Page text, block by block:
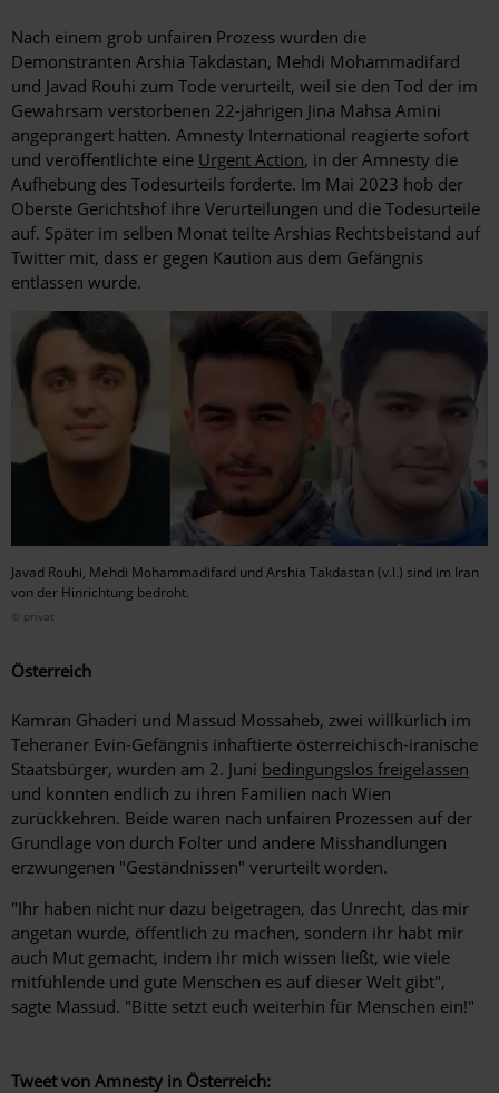
Nach einem grob unfairen Prozess wurden die
Demonstranten Arshia Takdastan, Mehdi Mohammadifard
und Javad Rouhi zum Tode verurteilt, weil sie den Tod der im
Gewahrsam verstorbenen 22-jährigen Jina Mahsa Amini
angeprangert hatten. Amnesty International reagierte sofort
und veröffentlichte eine Urgent Action, in der Amnesty die
Aufhebung des Todesurteils forderte. Im Mai 2023 hob der
Oberste Gerichtshof ihre Verurteilungen und die Todesurteile
auf. Später im selben Monat teilte Arshias Rechtsbeistand auf
Twitter mit, dass er gegen Kaution aus dem Gefängnis
entlassen wurde.
Javad Rouhi, Mehdi Mohammadifard und Arshia Takdastan (v.l.) sind im Iran
von der Hinrichtung bedroht.
© privat
Österreich
Kamran Ghaderi und Massud Mossaheb, zwei willkürlich im
Teheraner Evin-Gefängnis inhaftierte österreichisch-iranische
Staatsbürger, wurden am 2. Juni bedingungslos freigelassen
und konnten endlich zu ihren Familien nach Wien
zurückkehren. Beide waren nach unfairen Prozessen auf der
Grundlage von durch Folter und andere Misshandlungen
erzwungenen "Geständnissen" verurteilt worden.
"Ihr haben nicht nur dazu beigetragen, das Unrecht, das mir
angetan wurde, öffentlich zu machen, sondern ihr habt mir
auch Mut gemacht, indem ihr mich wissen ließt, wie viele
mitfühlende und gute Menschen es auf dieser Welt gibt",
sagte Massud. "Bitte setzt euch weiterhin für Menschen ein!"
Tweet von Amnesty in Österreich: